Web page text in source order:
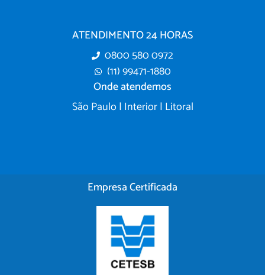
ATENDIMENTO 24 HORAS
0800 580 0972
(11) 99471-1880
Onde atendemos
São Paulo | Interior | Litoral
Empresa Certificada